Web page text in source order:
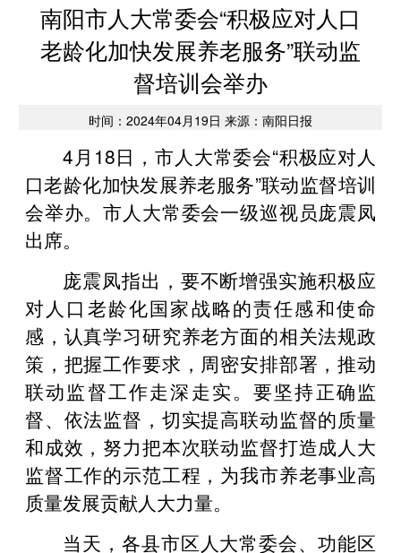
南阳市人大常委会“积极应对人口
老龄化加快发展养老服务”联动监
督培训会举办
时间：2024年04月19日 来源：南阳日报
4月18日，市人大常委会“积极应对人
口老龄化加快发展养老服务”联动监督培训
会举办。市人大常委会一级巡视员庞震凤
出席。
庞震凤指出，要不断增强实施积极应
对人口老龄化国家战略的责任感和使命
感，认真学习研究养老方面的相关法规政
策，把握工作要求，周密安排部署，推动
联动监督工作走深走实。要坚持正确监
督、依法监督，切实提高联动监督的质量
和成效，努力把本次联动监督打造成人大
监督工作的示范工程，为我市养老事业高
质量发展贡献人大力量。
当天，各县市区人大常委会、功能区